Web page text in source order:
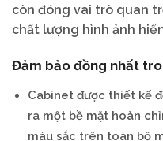
còn đóng vai trò quan
chất lượng hình ảnh
Đảm bảo đồng nhất
Cabinet được thiết kế
ra một bề mặt hoàn
màu sắc trên toàn bộ